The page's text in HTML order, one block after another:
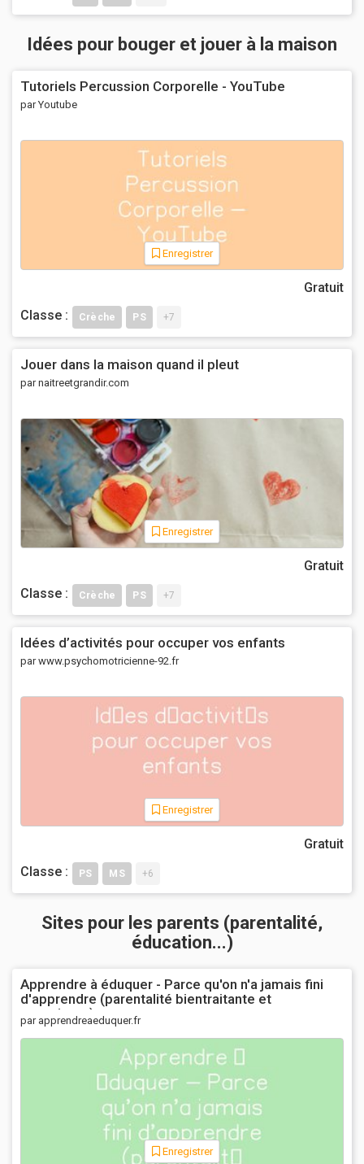
Idées pour bouger et jouer à la maison
Tutoriels Percussion Corporelle - YouTube
par Youtube
Enregistrer
Gratuit
Classe :
Crèche PS +7
Jouer dans la maison quand il pleut
par naitreetgrandir.com
Enregistrer
Gratuit
Classe :
Crèche PS +7
Idées d’activités pour occuper vos enfants
par www.psychomotricienne-92.fr
Enregistrer
Gratuit
Classe :
PS MS +6
Sites pour les parents (parentalité,
éducation...)
Apprendre à éduquer - Parce qu'on n'a jamais fini
d'apprendre (parentalité bientraitante et
consciente)
par apprendreaeduquer.fr
Enregistrer